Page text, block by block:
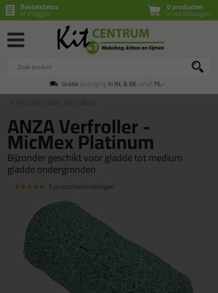
0 producten
in winkelwagen
Bestelstatus
of inloggen
Gratisbezorging in NL & BEvanaf75,-
Muurverfrollers (Verfrollers)
ANZA Verfroller -
MicMex Platinum
Bijzonder geschikt voor gladde tot medium
gladde ondergronden
5 productbeoordelingen